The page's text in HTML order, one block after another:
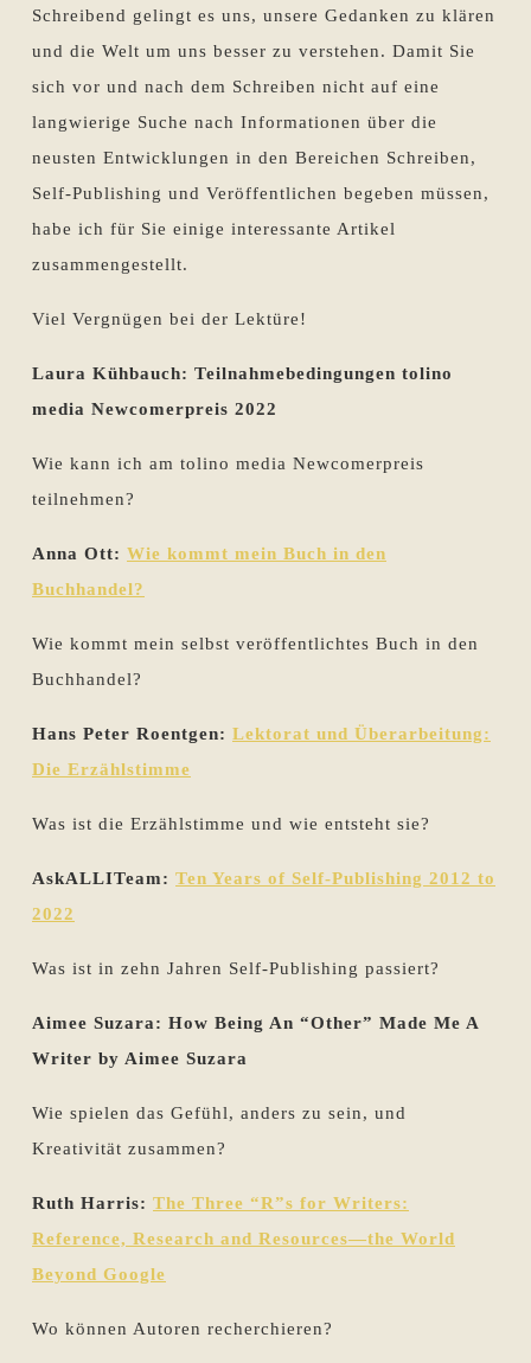
Schreibend gelingt es uns, unsere Gedanken zu klären
und die Welt um uns besser zu verstehen. Damit Sie
sich vor und nach dem Schreiben nicht auf eine
langwierige Suche nach Informationen über die
neusten Entwicklungen in den Bereichen Schreiben,
Self-Publishing und Veröffentlichen begeben müssen,
habe ich für Sie einige interessante Artikel
zusammengestellt.
Viel Vergnügen bei der Lektüre!
Laura Kühbauch: Teilnahmebedingungen tolino
media Newcomerpreis 2022
Wie kann ich am tolino media Newcomerpreis
teilnehmen?
Anna Ott: Wie kommt mein Buch in den
Buchhandel?
Wie kommt mein selbst veröffentlichtes Buch in den
Buchhandel?
Hans Peter Roentgen: Lektorat und Überarbeitung:
Die Erzählstimme
Was ist die Erzählstimme und wie entsteht sie?
AskALLITeam: Ten Years of Self-Publishing 2012 to
2022
Was ist in zehn Jahren Self-Publishing passiert?
Aimee Suzara: How Being An “Other” Made Me A
Writer by Aimee Suzara
Wie spielen das Gefühl, anders zu sein, und
Kreativität zusammen?
Ruth Harris: The Three “R”s for Writers:
Reference, Research and Resources—the World
Beyond Google
Wo können Autoren recherchieren?